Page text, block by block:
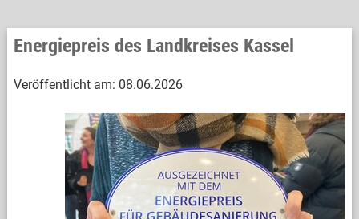
Energiepreis des Landkreises Kassel
Veröffentlicht am: 08.06.2026